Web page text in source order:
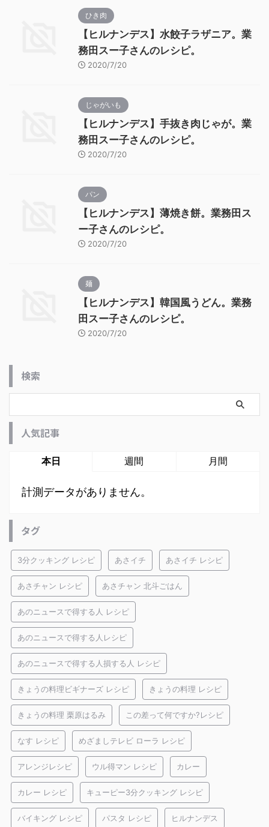
ひき肉
【ヒルナンデス】水餃子ラザニア。業
務田スー子さんのレシピ。
2020/7/20
じゃがいも
【ヒルナンデス】手抜き肉じゃが。業
務田スー子さんのレシピ。
2020/7/20
パン
【ヒルナンデス】薄焼き餅。業務田ス
ー子さんのレシピ。
2020/7/20
麺
【ヒルナンデス】韓国風うどん。業務
田スー子さんのレシピ。
2020/7/20
検索
人気記事
本日 週間 月間
計測データがありません。
タグ
3分クッキング レシピ あさイチ あさイチ レシピ
あさチャン レシピ あさチャン 北斗ごはん
あのニュースで得する人 レシピ
あのニュースで得する人レシピ
あのニュースで得する人損する人 レシピ
きょうの料理ビギナーズ レシピ きょうの料理 レシピ
きょうの料理 栗原はるみ この差って何ですか?レシピ
なす レシピ めざましテレビ ローラ レシピ
アレンジレシピ ウル得マン レシピ カレー
カレー レシピ キューピー3分クッキング レシピ
バイキング レシピ パスタ レシピ ヒルナンデス